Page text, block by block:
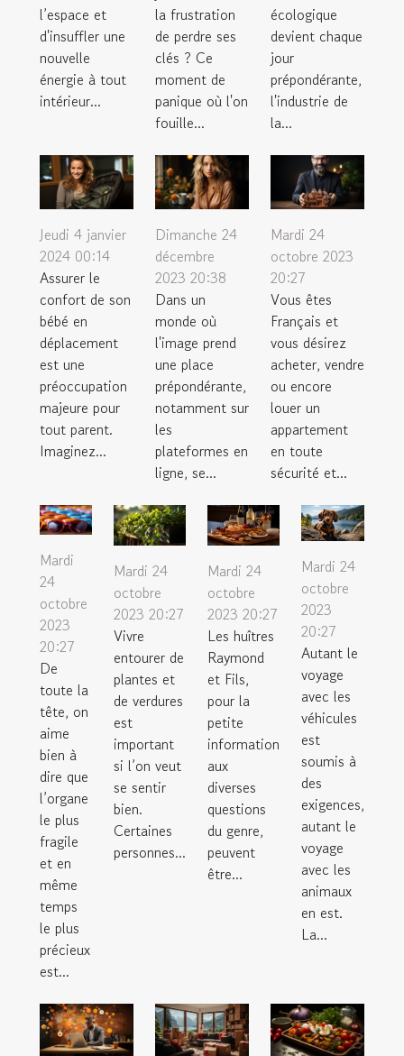
l’espace et
d'insuffler une
nouvelle
énergie à tout
intérieur...
la frustration
de perdre ses
clés ? Ce
moment de
panique où l'on
fouille...
écologique
devient chaque
jour
prépondérante,
l'industrie de
la...
Jeudi 4 janvier
2024 00:14
Assurer le
confort de son
bébé en
déplacement
est une
préoccupation
majeure pour
tout parent.
Imaginez...
Dimanche 24
décembre
2023 20:38
Dans un
monde où
l'image prend
une place
prépondérante,
notamment sur
les
plateformes en
ligne, se...
Mardi 24
octobre 2023
20:27
Vous êtes
Français et
vous désirez
acheter, vendre
ou encore
louer un
appartement
en toute
sécurité et...
Mardi
24
octobre
2023
20:27
De
toute la
tête, on
aime
bien à
dire que
l’organe
le plus
fragile
et en
même
temps
le plus
précieux
est...
Mardi 24
octobre
2023 20:27
Vivre
entourer de
plantes et
de verdures
est
important
si l’on veut
se sentir
bien.
Certaines
personnes...
Mardi 24
octobre
2023 20:27
Les huîtres
Raymond
et Fils,
pour la
petite
information
aux
diverses
questions
du genre,
peuvent
être...
Mardi 24
octobre
2023
20:27
Autant le
voyage
avec les
véhicules
est
soumis à
des
exigences,
autant le
voyage
avec les
animaux
en est.
La...